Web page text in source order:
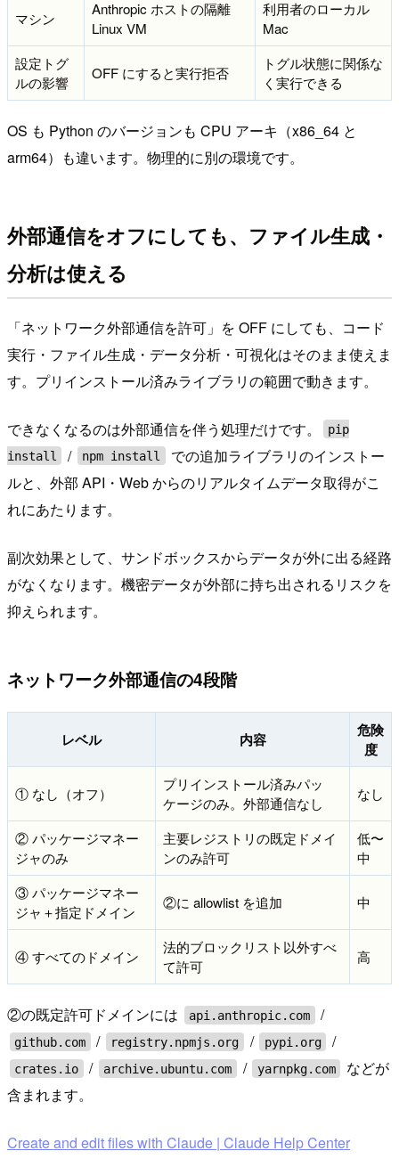
マシン
Anthropic ホストの隔離
Linux VM
利用者のローカル
Mac
設定トグ
ルの影響
OFF にすると実行拒否
トグル状態に関係な
く実行できる
OS も Python のバージョンも CPU アーキ（x86_64 と
arm64）も違います。物理的に別の環境です。
外部通信をオフにしても、ファイル生成・
分析は使える
「ネットワーク外部通信を許可」を OFF にしても、コード
実行・ファイル生成・データ分析・可視化はそのまま使えま
す。プリインストール済みライブラリの範囲で動きます。
できなくなるのは外部通信を伴う処理だけです。
pip
install
/ npm install
での追加ライブラリのインストー
ルと、外部 API・Web からのリアルタイムデータ取得がこ
れにあたります。
副次効果として、サンドボックスからデータが外に出る経路
がなくなります。機密データが外部に持ち出されるリスクを
抑えられます。
ネットワーク外部通信の4段階
レベル 内容
危険
度
① なし（オフ）
プリインストール済みパッ
ケージのみ。外部通信なし
なし
② パッケージマネー
ジャのみ
主要レジストリの既定ドメイ
ンのみ許可
低〜
中
③ パッケージマネー
ジャ＋指定ドメイン
②に allowlist を追加 中
④ すべてのドメイン
法的ブロックリスト以外すべ
て許可
高
②の既定許可ドメインには api.anthropic.com /
github.com / registry.npmjs.org / pypi.org /
crates.io / archive.ubuntu.com / yarnpkg.com
などが
含まれます。
Create and edit files with Claude | Claude Help Center